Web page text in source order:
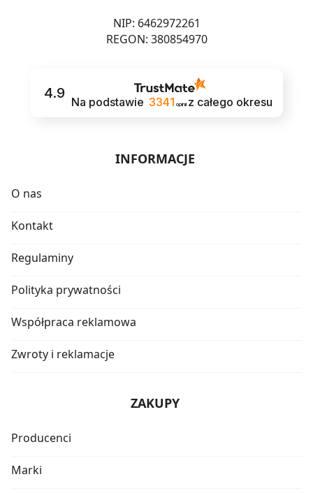
NIP: 6462972261
REGON: 380854970
4.9
Na podstawie 3341 opinii z całego okresu
INFORMACJE
O nas
Kontakt
Regulaminy
Polityka prywatności
Współpraca reklamowa
Zwroty i reklamacje
ZAKUPY
Producenci
Marki